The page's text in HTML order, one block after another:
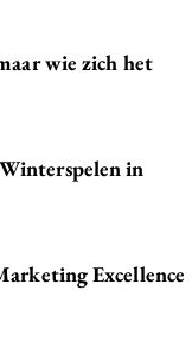
wie zich het
in
Excellence